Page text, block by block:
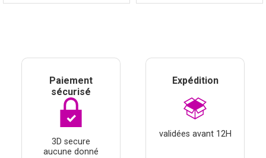
Paiement
sécurisé
3D secure
aucune donné
Expédition
validées avant 12H